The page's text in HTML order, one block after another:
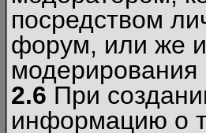
посредством
форум, или же
2.6 При
информацию о